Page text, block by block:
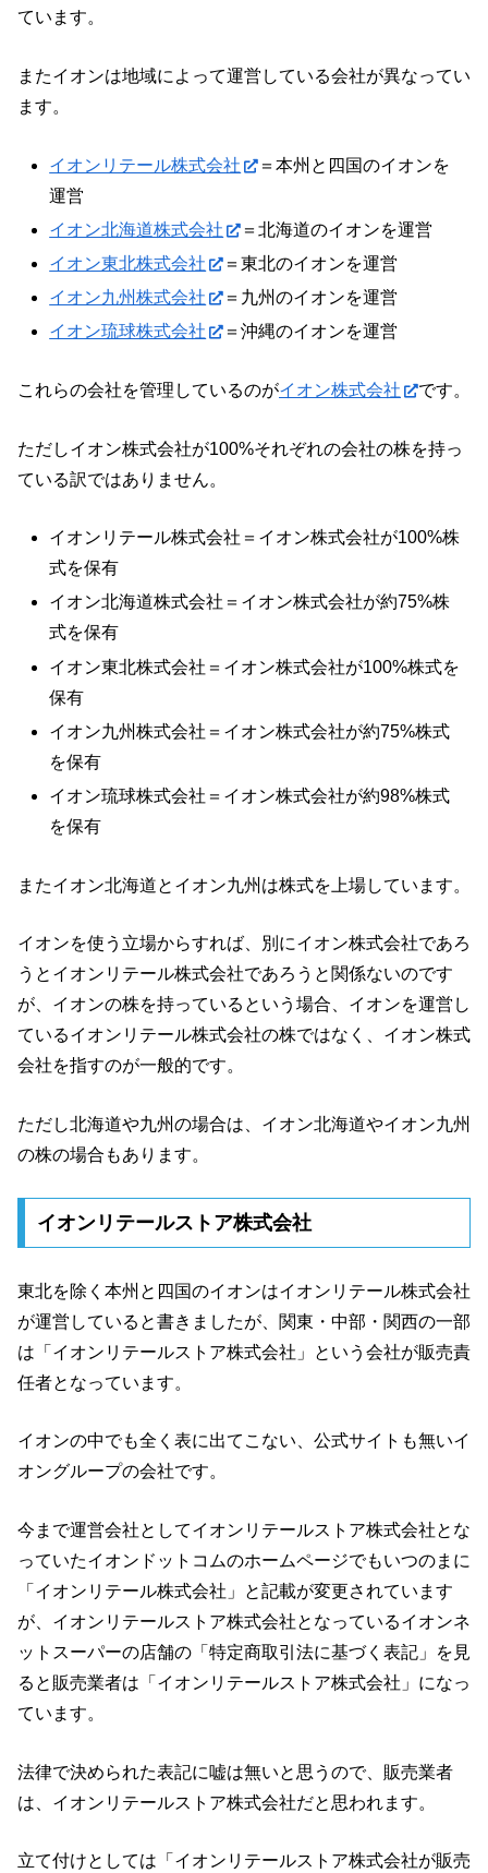
ています。
またイオンは地域によって運営している会社が異なってい
ます。
イオンリテール株式会社
＝本州と四国のイオンを
運営
イオン北海道株式会社
＝北海道のイオンを運営
イオン東北株式会社
＝東北のイオンを運営
イオン九州株式会社
＝九州のイオンを運営
イオン琉球株式会社
＝沖縄のイオンを運営
これらの会社を管理しているのがイオン株式会社 です。
ただしイオン株式会社が100%それぞれの会社の株を持っ
ている訳ではありません。
イオンリテール株式会社＝イオン株式会社が100%株
式を保有
イオン北海道株式会社＝イオン株式会社が約75%株
式を保有
イオン東北株式会社＝イオン株式会社が100%株式を
保有
イオン九州株式会社＝イオン株式会社が約75%株式
を保有
イオン琉球株式会社＝イオン株式会社が約98%株式
を保有
またイオン北海道とイオン九州は株式を上場しています。
イオンを使う立場からすれば、別にイオン株式会社であろ
うとイオンリテール株式会社であろうと関係ないのです
が、イオンの株を持っているという場合、イオンを運営し
ているイオンリテール株式会社の株ではなく、イオン株式
会社を指すのが一般的です。
ただし北海道や九州の場合は、イオン北海道やイオン九州
の株の場合もあります。
イオンリテールストア株式会社
東北を除く本州と四国のイオンはイオンリテール株式会社
が運営していると書きましたが、関東・中部・関西の一部
は「イオンリテールストア株式会社」という会社が販売責
任者となっています。
イオンの中でも全く表に出てこない、公式サイトも無いイ
オングループの会社です。
今まで運営会社としてイオンリテールストア株式会社とな
っていたイオンドットコムのホームページでもいつのまに
「イオンリテール株式会社」と記載が変更されています
が、イオンリテールストア株式会社となっているイオンネ
ットスーパーの店舗の「特定商取引法に基づく表記」を見
ると販売業者は「イオンリテールストア株式会社」になっ
ています。
法律で決められた表記に嘘は無いと思うので、販売業者
は、イオンリテールストア株式会社だと思われます。
立て付けとしては「イオンリテールストア株式会社が販売